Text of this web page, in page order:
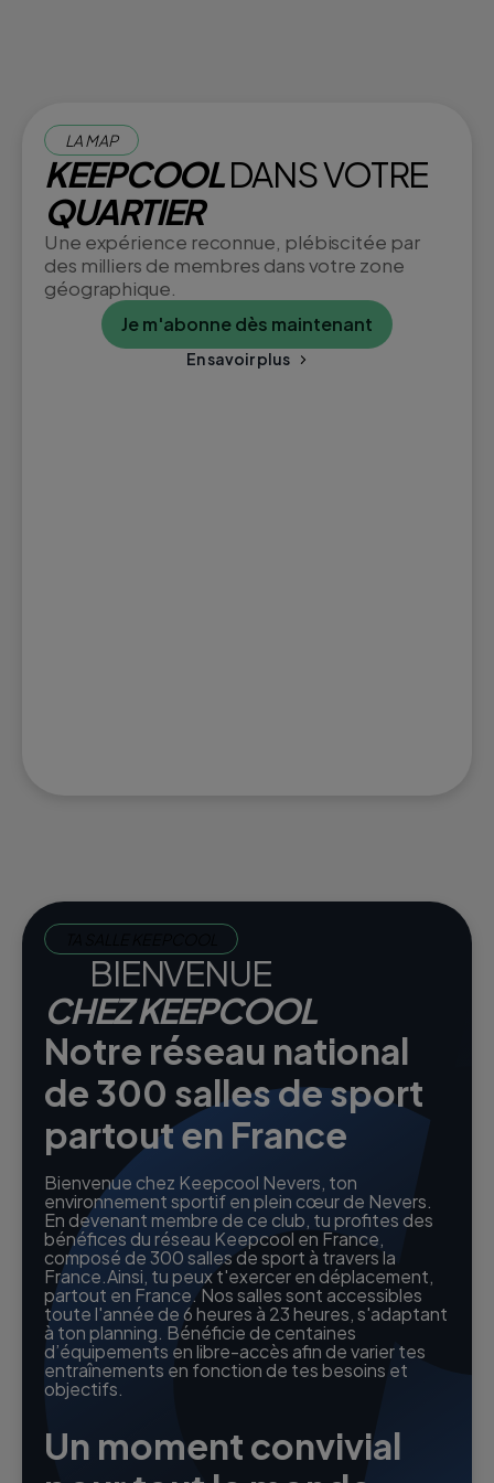
LA MAP
KEEPCOOLDANS VOTRE
QUARTIER
Une expérience reconnue, plébiscitée par
des milliers de membres dans votre zone
géographique.
Je m'abonne dès maintenant
En savoir plus
BIENVENUE
CHEZ KEEPCOOL
Notre réseau national
de 300 salles de sport
partout en France
Bienvenue chez Keepcool Nevers, ton
environnement sportif en plein cœur de Nevers.
En devenant membre de ce club, tu profites des
bénéfices du réseau Keepcool en France,
composé de 300 salles de sport à travers la
France.Ainsi, tu peux t'exercer en déplacement,
partout en France. Nos salles sont accessibles
toute l'année de 6 heures à 23 heures, s'adaptant
à ton planning. Bénéficie de centaines
d’équipements en libre-accès afin de varier tes
entraînements en fonction de tes besoins et
objectifs.
Un moment convivial